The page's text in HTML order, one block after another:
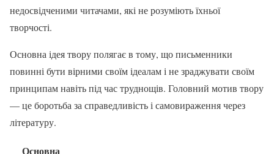
недосвідченими читачами, які не розуміють їхньої
творчості.
Основна ідея твору полягає в тому, що письменники
повинні бути вірними своїм ідеалам і не зраджувати своїм
принципам навіть під час труднощів. Головний мотив твору
— це боротьба за справедливість і самовираження через
літературу.
Основна